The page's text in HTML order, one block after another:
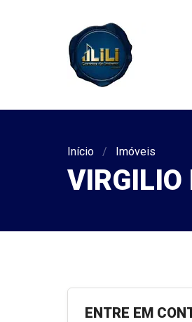
Início Imóveis
VIRGILIO
ENTRE EM